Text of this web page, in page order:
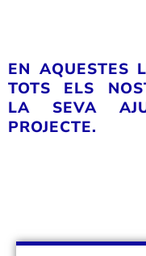
EN AQUESTES
TOTS ELS
LA SEVA
PROJECTE.